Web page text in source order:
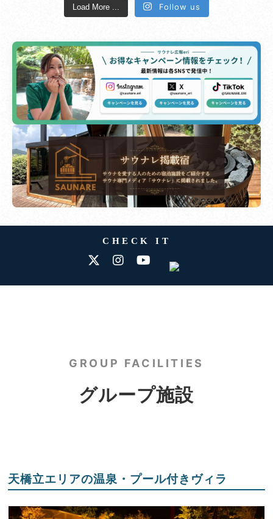
Load More ... Follow us
CHECK IT
GROUP FACILITIES
グループ施設
天橋立エリアの温泉・プール付きヴィラ